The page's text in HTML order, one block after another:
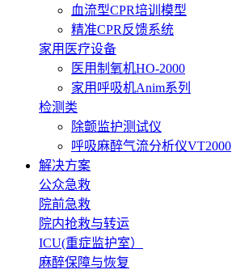
血流型CPR培训模型
精准CPR反馈系统
家用医疗设备
医用制氧机HO-2000
家用呼吸机Anim系列
检测类
除颤监护测试仪
呼吸麻醉气流分析仪VT2000
解决方案
公众急救
院前急救
院内抢救与转运
ICU(重症监护室）
麻醉保障与恢复